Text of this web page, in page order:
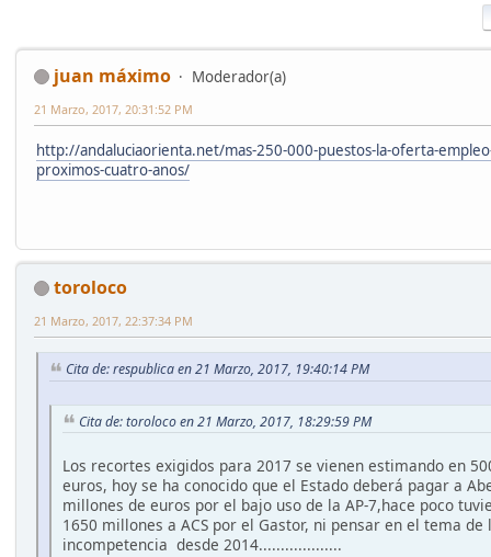
juan máximo Moderador(a)
21 Marzo, 2017, 20:31:52 PM
http://andaluciaorienta.net/mas-250-000-puestos-la-oferta-
proximos-cuatro-anos/
toroloco
21 Marzo, 2017, 22:37:34 PM
Cita de: respublica en 21 Marzo, 2017, 19:40:14 PM
Cita de: toroloco en 21 Marzo, 2017, 18:29:59 PM
Los recortes exigidos para 2017 se vienen estimando en
euros, hoy se ha conocido que el Estado deberá pagar a
millones de euros por el bajo uso de la AP-7,hace poco
1650 millones a ACS por el Gastor, ni pensar en el tema
incompetencia desde 2014...................